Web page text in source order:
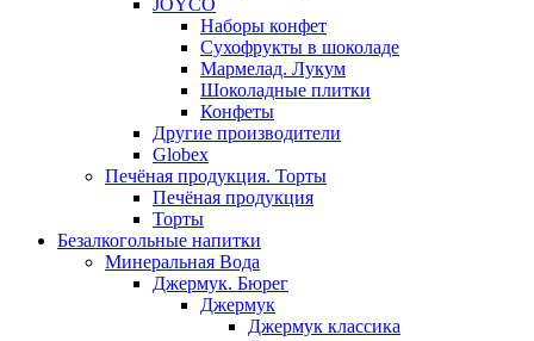
JOYCO
Наборы конфет
Сухофрукты в шоколаде
Мармелад. Лукум
Шоколадные плитки
Конфеты
Другие производители
Globex
Печёная продукция. Торты
Печёная продукция
Торты
Безалкогольные напитки
Минеральная Вода
Джермук. Бюрег
Джермук
Джермук классика